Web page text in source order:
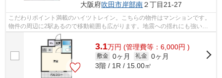
大阪府吹田市岸部南２丁目21-27
こだわりポイント満載のハイツトレイン。こちらの物件はマンションです。
物件の周辺に2駅あるので移動範囲も広がります。地震への揺れにも強い鉄
骨造の魅力。より詳しい情報や内見のご...
3.1万円 (管理費等：6,000円 )
敷金 0ヶ月 礼金 0ヶ月
3階 / 1R / 15.00㎡